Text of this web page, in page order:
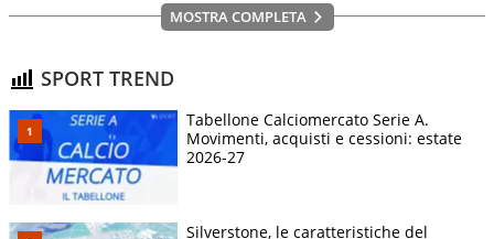
MOSTRA COMPLETA
SPORT TREND
Tabellone Calciomercato Serie A.
Movimenti, acquisti e cessioni: estate
2026-27
Silverstone, le caratteristiche del